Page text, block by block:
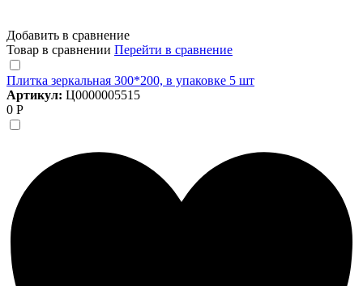
Добавить в сравнение
Товар в сравнении Перейти в сравнение
Плитка зеркальная 300*200, в упаковке 5 шт
Артикул: Ц0000005515
0 Р